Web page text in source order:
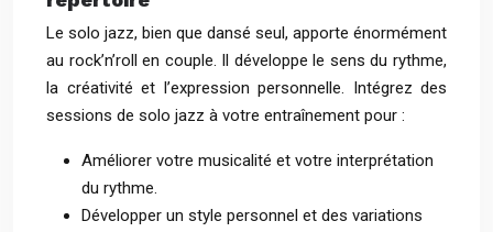
Le solo jazz, bien que dansé seul, apporte énormément
au rock’n’roll en couple. Il développe le sens du rythme,
la créativité et l’expression personnelle. Intégrez des
sessions de solo jazz à votre entraînement pour :
Améliorer votre musicalité et votre interprétation
du rythme.
Développer un style personnel et des variations